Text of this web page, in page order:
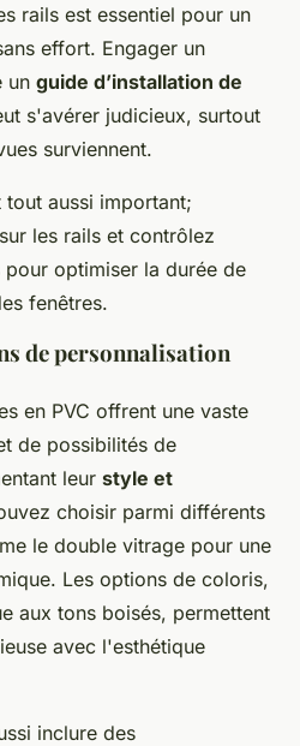
rails est essentiel pour un
effort. Engager un
un guide d’installation de
s'avérer judicieux, surtout
surviennent.
tout aussi important;
les rails et contrôlez
optimiser la durée de
fenêtres.
de personnalisation
en PVC offrent une vaste
de possibilités de
leur style et
choisir parmi différents
le double vitrage pour une
Les options de coloris,
aux tons boisés, permettent
avec l'esthétique
inclure des